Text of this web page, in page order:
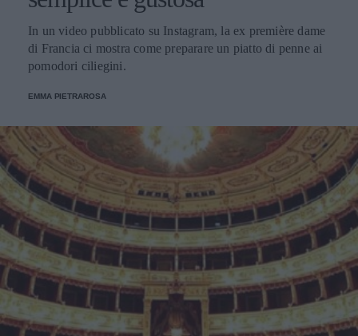
In un video pubblicato su Instagram, la ex première dame
di Francia ci mostra come preparare un piatto di penne ai
pomodori ciliegini.
EMMA PIETRAROSA